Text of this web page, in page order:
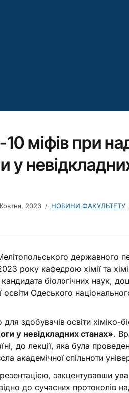
міфів при
2023 НОВИНИ ФАКУЛЬТЕТУ
державного
року кафедрою хімії та
біологічних наук,
Одеського національного
здобувачів освіти хіміко-
у невідкладних станах».
до лекції, яка була
академічної спільноти
закцентувавши
до сучасних протоколів